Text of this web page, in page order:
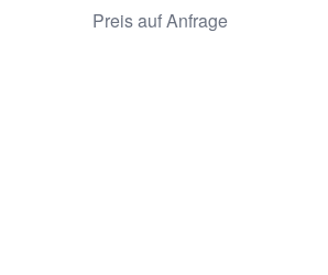
Preis auf Anfrage